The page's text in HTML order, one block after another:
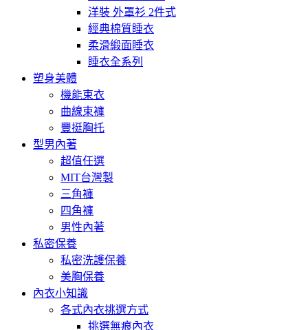
洋裝 外罩衫 2件式
經典棉質睡衣
柔滑緞面睡衣
睡衣全系列
塑身美體
機能束衣
曲線束褲
豐挺胸托
型男內著
超值任選
MIT台灣製
三角褲
四角褲
男性內著
私密保養
私密洗護保養
美胸保養
內衣小知識
各式內衣挑選方式
挑選無痕內衣